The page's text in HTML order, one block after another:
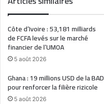
Côte d’Ivoire : 53,181 milliards
de FCFA levés sur le marché
financier de l’UMOA
5 août 2026
Ghana : 19 millions USD de la BAD
pour renforcer la filière rizicole
5 août 2026